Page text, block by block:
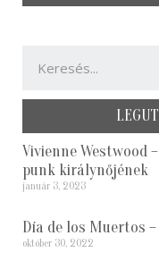
Vivienne Westwood
punk királynőjének
január 3, 2023
Día de los Muertos
október 30, 2022